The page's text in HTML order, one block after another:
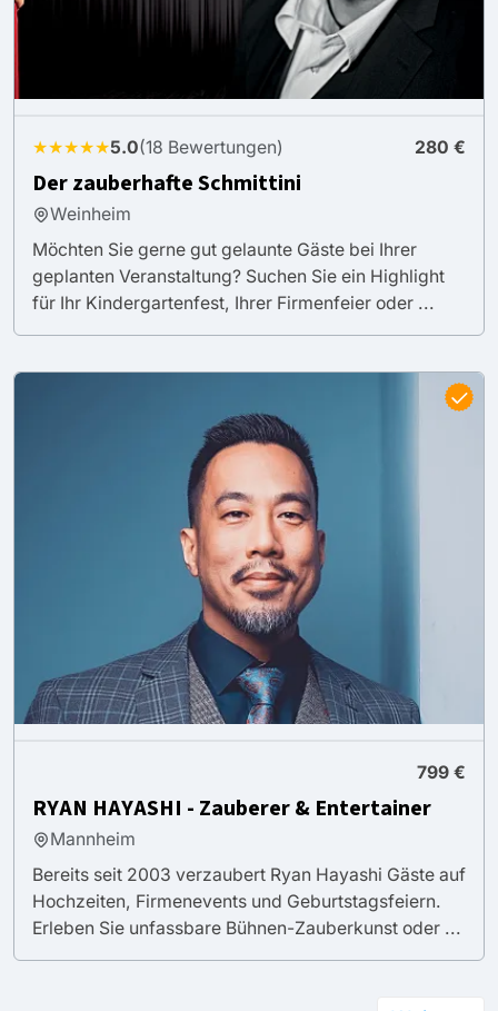
★★★★★5.0(18 Bewertungen) 280 €
Der zauberhafte Schmittini
Weinheim
Möchten Sie gerne gut gelaunte Gäste bei Ihrer
geplanten Veranstaltung? Suchen Sie ein Highlight
für Ihr Kindergartenfest, Ihrer Firmenfeier oder ...
799 €
RYAN HAYASHI - Zauberer & Entertainer
Mannheim
Bereits seit 2003 verzaubert Ryan Hayashi Gäste auf
Hochzeiten, Firmenevents und Geburtstagsfeiern.
Erleben Sie unfassbare Bühnen-Zauberkunst oder ...